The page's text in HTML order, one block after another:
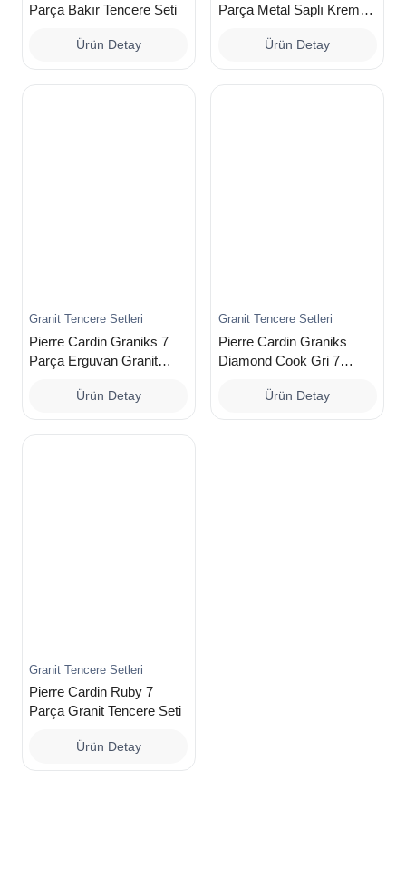
Parça Bakır Tencere Seti
Ürün Detay
Parça Metal Saplı Krem
Ürün Detay
Granit Tencere Setleri
Pierre Cardin Graniks 7
Parça Erguvan Granit
Ürün Detay
Granit Tencere Setleri
Pierre Cardin Graniks
Diamond Cook Gri 7
Ürün Detay
Granit Tencere Setleri
Pierre Cardin Ruby 7
Parça Granit Tencere Seti
Ürün Detay